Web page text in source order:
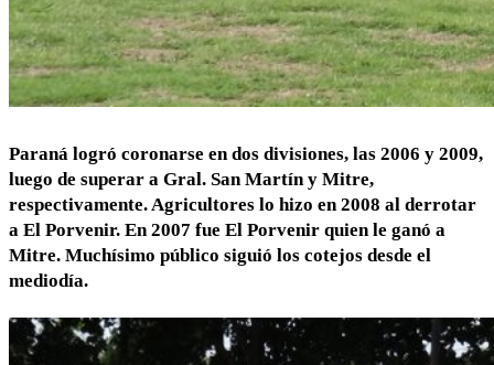
Paraná logró coronarse en dos divisiones, las 2006 y 2009,
luego de superar a Gral. San Martín y Mitre,
respectivamente. Agricultores lo hizo en 2008 al derrotar
a El Porvenir. En 2007 fue El Porvenir quien le ganó a
Mitre. Muchísimo público siguió los cotejos desde el
mediodía.